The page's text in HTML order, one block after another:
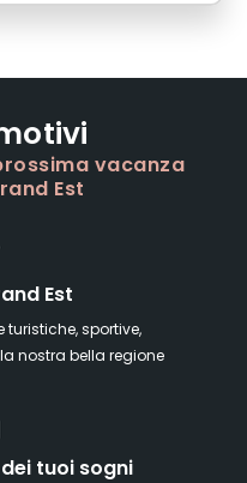
vacanza
Est
Est
sportive,
nostra bella regione
tuoi sogni